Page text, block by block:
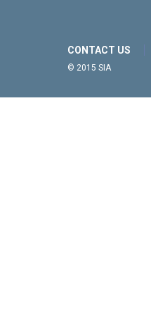
CONTACT US
© 2015 SIA